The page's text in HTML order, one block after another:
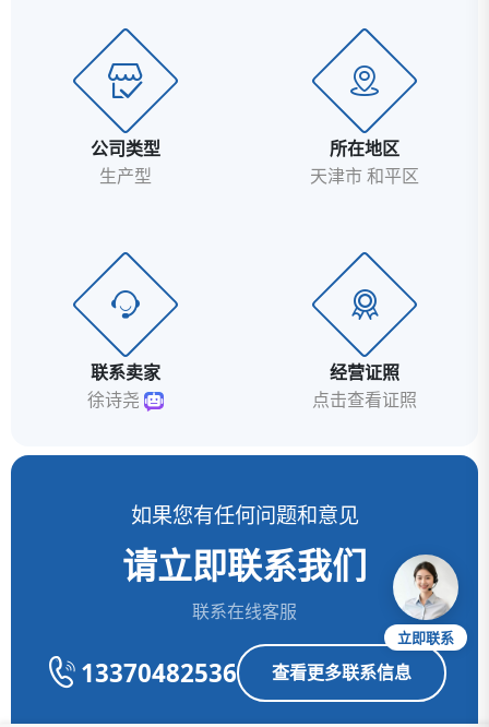
公司类型
生产型
所在地区
天津市 和平区
联系卖家
徐诗尧
经营证照
点击查看证照
如果您有任何问题和意见
请立即联系我们
联系在线客服
13370482536 查看更多联系信息
立即联系